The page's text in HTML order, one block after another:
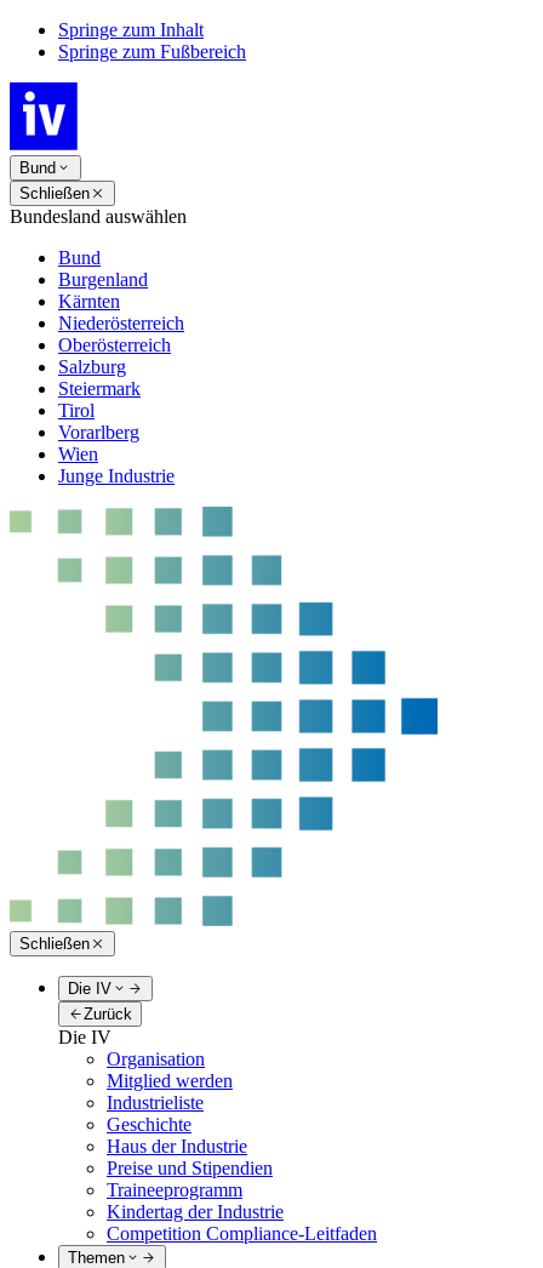
Springe zum Inhalt
Springe zum Fußbereich
Bund
Schließen
Bundesland auswählen
Bund
Burgenland
Kärnten
Niederösterreich
Oberösterreich
Salzburg
Steiermark
Tirol
Vorarlberg
Wien
Junge Industrie
Schließen
Die IV
Zurück
Die IV
Organisation
Mitglied werden
Industrieliste
Geschichte
Haus der Industrie
Preise und Stipendien
Traineeprogramm
Kindertag der Industrie
Competition Compliance-Leitfaden
Themen